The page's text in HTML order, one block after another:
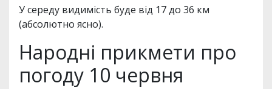
У середу видимість буде від 17 до 36 км
(абсолютно ясно).
Народні прикмети про
погоду 10 червня